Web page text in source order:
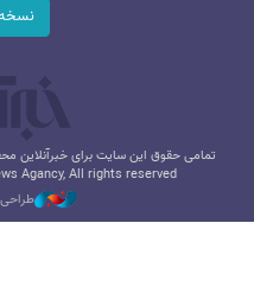
تمامی حقوق این سایت برای خبرآنلاین
Agancy, All rights reserved